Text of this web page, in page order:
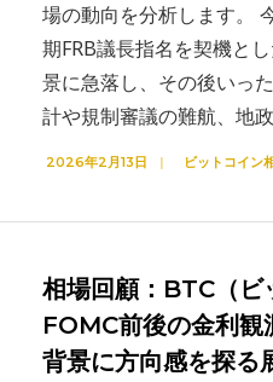
場の動向を分析します。
期FRB議長指名を契機と
景に急落し、その後いっ
計や規制審議の難航、地
2026年2月13日 | ビットコイン
相場回顧：BTC（ビ
FOMC前後の金利観
背景に方向感を探る